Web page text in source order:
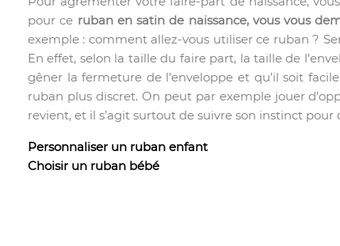
pour ce ruban en satin de naissance, vous vous
exemple : comment allez-vous utiliser ce ruban ?
En effet, selon la taille du faire part, la taille de
gêner la fermeture de l’enveloppe et qu’il soit
ruban plus discret. On peut par exemple jouer
revient, et il s’agit surtout de suivre son instinct
Personnaliser un ruban enfant
Choisir un ruban bébé